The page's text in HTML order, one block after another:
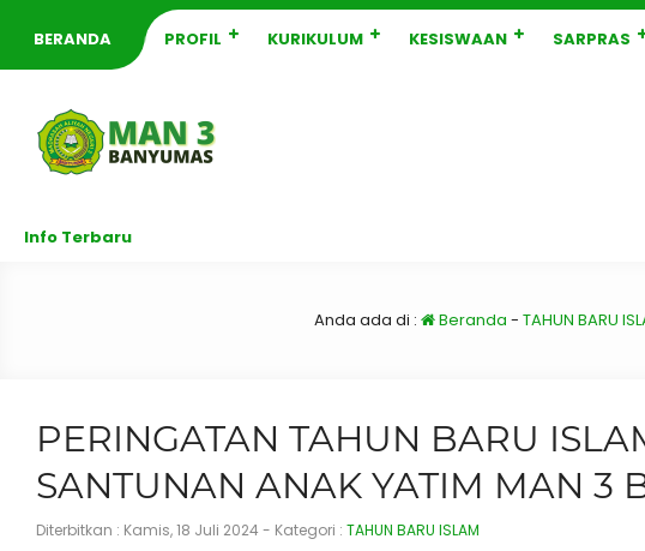
BERANDA PROFIL KURIKULUM KESISWAAN SARPRAS
Info Terbaru
Anda ada di : Beranda - TAHUN BARU
PERINGATAN TAHUN BARU
SANTUNAN ANAK YATIM MAN 3
Diterbitkan : Kamis, 18 Juli 2024 - Kategori : TAHUN BARU ISLAM